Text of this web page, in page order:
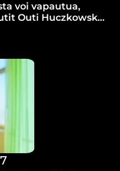
voi vapautua,
Outi Huczkowski